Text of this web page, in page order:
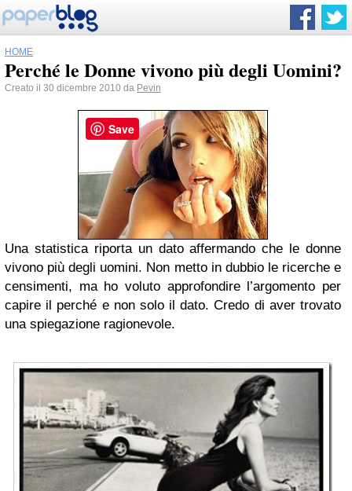
HOME
Perché le Donne vivono più degli Uomini?
Creato il 30 dicembre 2010 da Pevin
Una statistica riporta un dato affermando che le donne
vivono più degli uomini. Non metto in dubbio le ricerche e
censimenti, ma ho voluto approfondire l’argomento per
capire il perché e non solo il dato. Credo di aver trovato
una spiegazione ragionevole.
Save